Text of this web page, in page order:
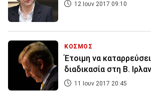
12 Ιουν 2017 09:10
ΚΟΣΜΟΣ
Έτοιμη να
διαδικασία στη Β.
11 Ιουν 2017 20:45